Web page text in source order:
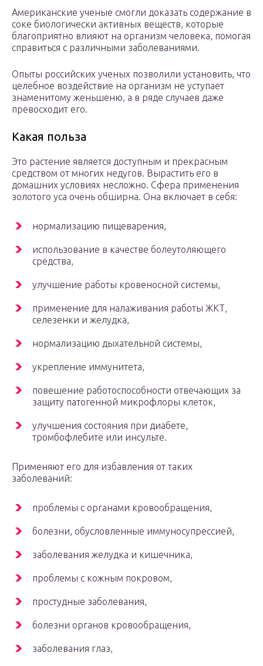
Американские ученые смогли доказать содержание в
соке биологически активных веществ, которые
благоприятно влияют на организм человека, помогая
справиться с различными заболеваниями.
Опыты российских ученых позволили установить, что
целебное воздействие на организм не уступает
знаменитому женьшеню, а в ряде случаев даже
превосходит его.
Какая польза
Это растение является доступным и прекрасным
средством от многих недугов. Вырастить его в
домашних условиях несложно. Сфера применения
золотого уса очень обширна. Она включает в себя:
нормализацию пищеварения,
использование в качестве болеутоляющего
средства,
улучшение работы кровеносной системы,
применение для налаживания работы ЖКТ,
селезенки и желудка,
нормализацию дыхательной системы,
укрепление иммунитета,
повешение работоспособности отвечающих за
защиту патогенной микрофлоры клеток,
улучшения состояния при диабете,
тромбофлебите или инсульте.
Применяют его для избавления от таких
заболеваний:
проблемы с органами кровообращения,
болезни, обусловленные иммуносупрессией,
заболевания желудка и кишечника,
проблемы с кожным покровом,
простудные заболевания,
болезни органов кровообращения,
заболевания глаз,